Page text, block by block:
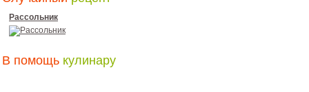
Рассольник
В помощь кулинару